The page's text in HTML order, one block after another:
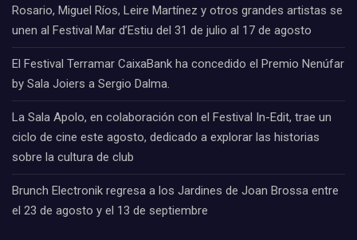
Rosario, Miguel Ríos, Leire Martínez y otros grandes artistas se
unen al Festival Mar d’Estiu del 31 de julio al 17 de agosto
El Festival Terramar CaixaBank ha concedido el Premio Nenúfar
by Sala Joiers a Sergio Dalma.
La Sala Apolo, en colaboración con el Festival In-Edit, trae un
ciclo de cine este agosto, dedicado a explorar las historias
sobre la cultura de club
Brunch Electronik regresa a los Jardines de Joan Brossa entre
el 23 de agosto y el 13 de septiembre